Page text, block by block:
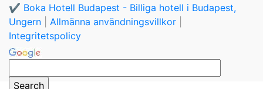
✔️ Boka Hotell Budapest - Billiga hotell i Budapest,
Ungern
Allmänna användningsvillkor
Integritetspolicy